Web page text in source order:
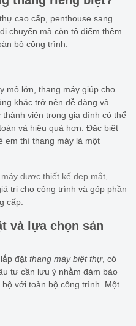
cao cấp, penthouse sang
chuyển mà còn tô điểm thêm
bộ công trình.
mô lớn, thang máy giúp cho
khác trở nên dễ dàng và
viên trong gia đình có thể
và hiệu quả hơn. Đặc biệt
em thì thang máy là một
được thiết kế đẹp mắt,
trị cho công trình và góp phần
cấp.
và lựa chọn sản
đặt thang máy biệt thự, có
tư cần lưu ý nhằm đảm bảo
với toàn bộ công trình. Một